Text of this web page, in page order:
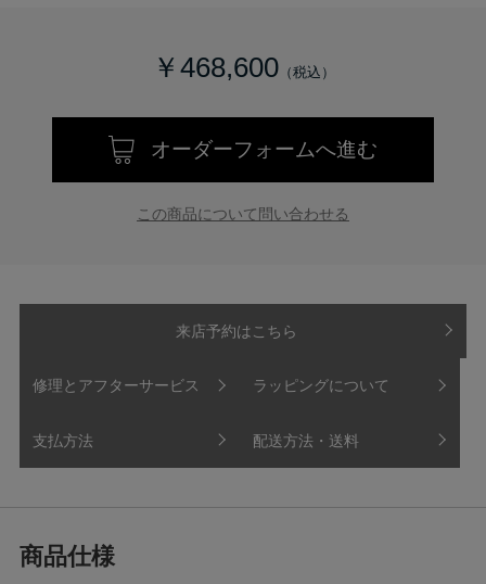
￥468,600
オーダーフォームへ進む
この商品について問い合わせる
来店予約はこちら
修理とアフターサービス ラッピングについて
支払方法 配送方法・送料